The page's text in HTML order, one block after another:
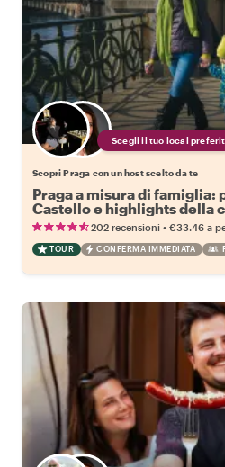
Scegli il tuo local
Scopri Praga con un host scelto da te
Praga a misura di famiglia:
Castello e highlights della
202 recensioni • €33.46 a
TOUR CONFERMA IMMEDIATA